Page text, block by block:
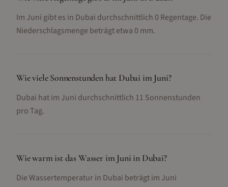
Im Juni gibt es in Dubai durchschnittlich 0 Regentage. Die
Niederschlagsmenge beträgt etwa 0 mm.
Wie viele Sonnenstunden hat Dubai im Juni?
Dubai hat im Juni durchschnittlich 11 Sonnenstunden
pro Tag.
Wie warm ist das Wasser im Juni in Dubai?
Die Wassertemperatur in Dubai beträgt im Juni